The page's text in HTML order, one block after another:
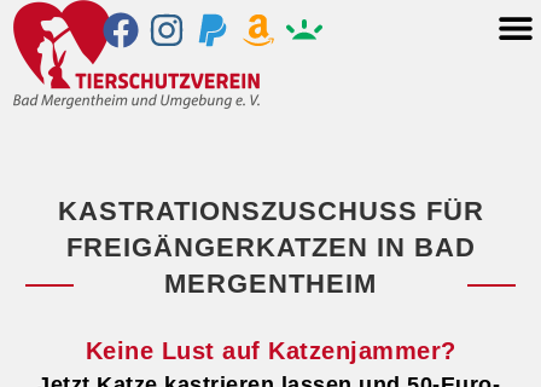
KASTRATIONSZUSCHUSS FÜR
FREIGÄNGERKATZEN IN BAD
MERGENTHEIM
Keine Lust auf Katzenjammer?